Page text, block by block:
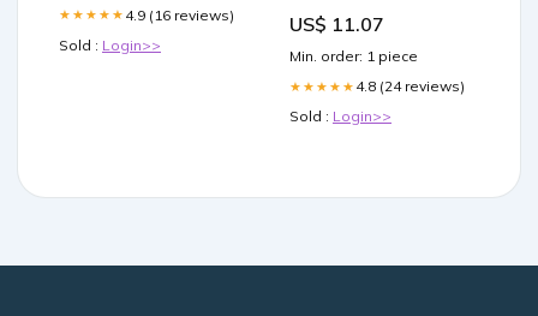
★★★★★ 4.9 (16 reviews)
Sold : Login>>
US$ 11.07
Min. order: 1 piece
★★★★★ 4.8 (24 reviews)
Sold : Login>>